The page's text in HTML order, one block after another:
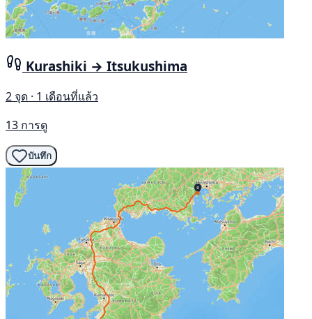
Kurashiki → Itsukushima
2 จุด · 1 เดือนที่แล้ว
13 การดู
บันทึก